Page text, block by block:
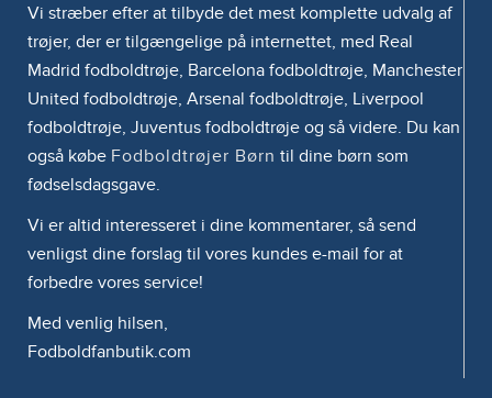
Vi stræber efter at tilbyde det mest komplette udvalg af
trøjer, der er tilgængelige på internettet, med Real
Madrid fodboldtrøje, Barcelona fodboldtrøje, Manchester
United fodboldtrøje, Arsenal fodboldtrøje, Liverpool
fodboldtrøje, Juventus fodboldtrøje og så videre. Du kan
også købe Fodboldtrøjer Børn til dine børn som
fødselsdagsgave.
Vi er altid interesseret i dine kommentarer, så send
venligst dine forslag til vores kundes e-mail for at
forbedre vores service!
Med venlig hilsen,
Fodboldfanbutik.com